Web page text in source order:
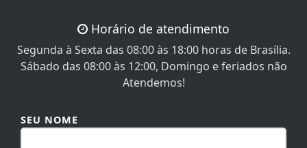
Segunda à Sexta das 08:00 às 18:00 horas de Brasília.
Sábado das 08:00 às 12:00, Domingo e feriados não
Atendemos!